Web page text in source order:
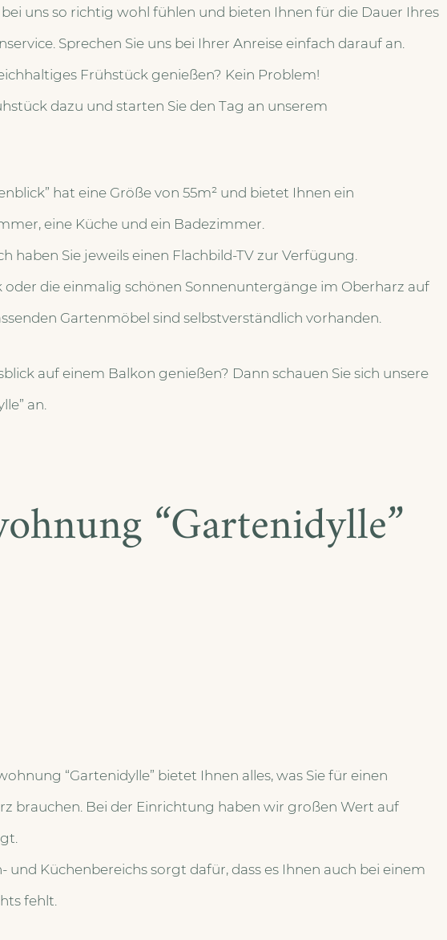
uns so richtig wohl fühlen und bieten Ihnen für die Dauer Ihres
Sprechen Sie uns bei Ihrer Anreise einfach darauf an.
Frühstück genießen? Kein Problem!
dazu und starten Sie den Tag an unserem
hat eine Größe von 55m² und bietet Ihnen ein
eine Küche und ein Badezimmer.
haben Sie jeweils einen Flachbild-TV zur Verfügung.
oder die einmalig schönen Sonnenuntergänge im Oberharz auf
Gartenmöbel sind selbstverständlich vorhanden.
auf einem Balkon genießen? Dann schauen Sie sich unsere
an.
“Gartenidylle”
“Gartenidylle” bietet Ihnen alles, was Sie für einen
brauchen. Bei der Einrichtung haben wir großen Wert auf
und Küchenbereichs sorgt dafür, dass es Ihnen auch bei einem
fehlt.